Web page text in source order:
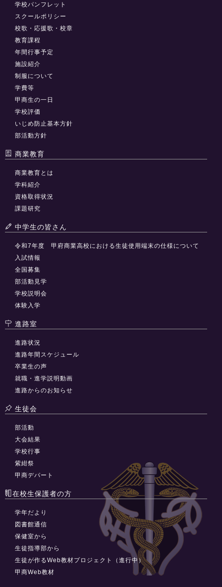
学校パンフレット
スクールポリシー
校歌・応援歌・校章
教育課程
年間行事予定
施設紹介
制服について
学費等
甲商生の一日
学校評価
いじめ防止基本方針
部活動方針
商業教育
商業教育とは
学科紹介
資格取得状況
課題研究
中学生の皆さん
令和7年度 甲府商業高校における生徒使用端末の仕様について
入試情報
全国募集
部活動見学
学校説明会
体験入学
進路室
進路状況
進路年間スケジュール
卒業生の声
就職・進学説明動画
進路からのお知らせ
生徒会
部活動
大会結果
学校行事
紫紺祭
甲商デパート
在校生保護者の方
学年だより
図書館通信
保健室から
生徒指導部から
生徒が作るWeb教材プロジェクト（進行中）
甲商Web教材